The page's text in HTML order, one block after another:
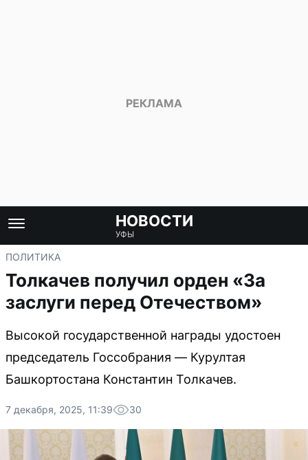
НОВОСТИ
УФЫ
ПОЛИТИКА
Толкачев получил орден «За
заслуги перед Отечеством»
Высокой государственной награды удостоен
председатель Госсобрания — Курултая
Башкортостана Константин Толкачев.
7 декабря, 2025, 11:39 30